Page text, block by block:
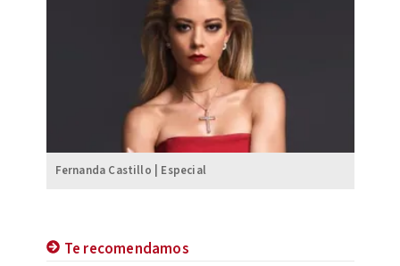
Fernanda Castillo | Especial
Te recomendamos